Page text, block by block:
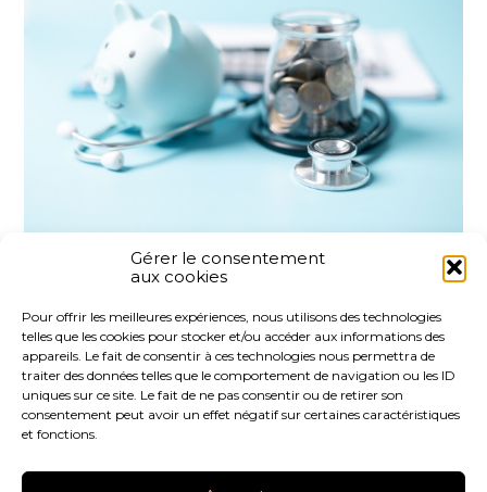
Gérer le consentement
aux cookies
Pour offrir les meilleures expériences, nous utilisons des technologies
telles que les cookies pour stocker et/ou accéder aux informations des
appareils. Le fait de consentir à ces technologies nous permettra de
traiter des données telles que le comportement de navigation ou les ID
uniques sur ce site. Le fait de ne pas consentir ou de retirer son
consentement peut avoir un effet négatif sur certaines caractéristiques
et fonctions.
FaceBook
TwitterLinkedIn
Footer
LE CABINET NOS SERVICES NOS OUTILS